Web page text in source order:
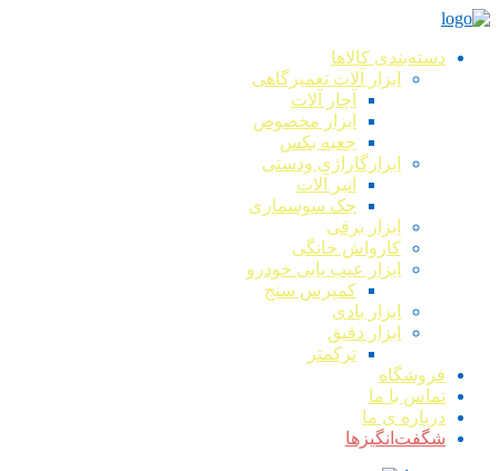
دسته‌بندی کالاها
ابزار آلات تعمیرگاهی
آچار آلات
ابزار مخصوص
جعبه بکس
ابزارگاراژی ودستی
انبر آلات
جک سوسماری
ابزار برقی
کارواش خانگی
ابزار عیب یابی خودرو
کمپرس سنج
ابزار بادی
ابزار دقیق
ترکمتر
فروشگاه
تماس با ما
درباره ی ما
شگفت‌انگیزها